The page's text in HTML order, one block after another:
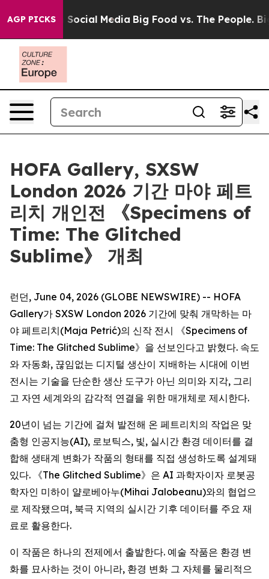
AGP PICKSon Social Media Big Food vs. The People. Big
HOFA Gallery, SXSW
London 2026 기간 마야 페트
리치 개인전 《Specimens of
Time: The Glitched
Sublime》 개최
런던, June 04, 2026 (GLOBE NEWSWIRE) -- HOFA
Gallery가 SXSW London 2026 기간에 맞춰 개막하는 마
야 페트리치(Maja Petrić)의 신작 전시 《Specimens of
Time: The Glitched Sublime》을 선보인다고 밝혔다. 속도
와 자동화, 끊임없는 디지털 생산이 지배하는 시대에 이번
전시는 기술을 단순한 생산 도구가 아닌 의미와 지각, 그리
고 자연 세계와의 감각적 연결을 위한 매개체로 제시한다.
20년이 넘는 기간에 걸쳐 발전해 온 페트리치의 작업은 맞
춤형 인공지능(AI), 로보틱스, 빛, 실시간 환경 데이터를 결
합해 생태계 변화가 작품의 형태를 직접 생성하도록 설계돼
있다. 《The Glitched Sublime》은 AI 과학자이자 로봇공
학자인 미하이 얄로베아누(Mihai Jalobeanu)와의 협업으
로 제작됐으며, 북극 지역의 실시간 기후 데이터를 주요 재
료로 활용한다.
이 작품은 하나의 전제에서 출발한다. 예술 작품은 환경 변
화를 묘사하는 것이 아니라, 환경 변화 그 자체를 물리적으